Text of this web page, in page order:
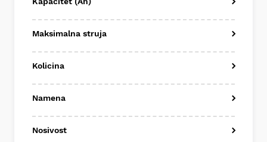
Maksimalna struja
Kolicina
Namena
Nosivost